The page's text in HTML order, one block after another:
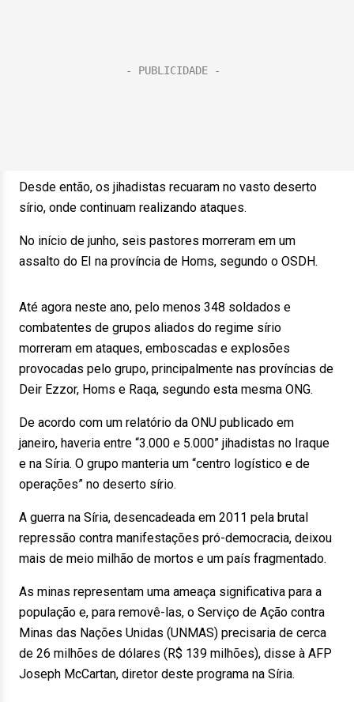
Desde então, os jihadistas recuaram no vasto deserto
sírio, onde continuam realizando ataques.
No início de junho, seis pastores morreram em um
assalto do EI na província de Homs, segundo o OSDH.
Até agora neste ano, pelo menos 348 soldados e
combatentes de grupos aliados do regime sírio
morreram em ataques, emboscadas e explosões
provocadas pelo grupo, principalmente nas províncias de
Deir Ezzor, Homs e Raqa, segundo esta mesma ONG.
De acordo com um relatório da ONU publicado em
janeiro, haveria entre “3.000 e 5.000” jihadistas no Iraque
e na Síria. O grupo manteria um “centro logístico e de
operações” no deserto sírio.
A guerra na Síria, desencadeada em 2011 pela brutal
repressão contra manifestações pró-democracia, deixou
mais de meio milhão de mortos e um país fragmentado.
As minas representam uma ameaça significativa para a
população e, para removê-las, o Serviço de Ação contra
Minas das Nações Unidas (UNMAS) precisaria de cerca
de 26 milhões de dólares (R$ 139 milhões), disse à AFP
Joseph McCartan, diretor deste programa na Síria.